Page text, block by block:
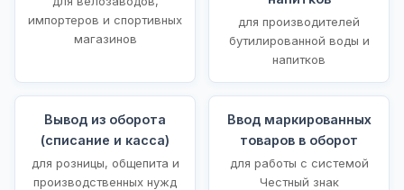
импортеров и спортивных
магазинов
для производителей
бутилированной воды и
напитков
Вывод из оборота
(списание и касса)
для розницы, общепита и
производственных нужд
Ввод маркированных
товаров в оборот
для работы с системой
Честный знак